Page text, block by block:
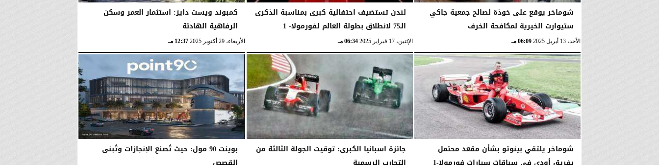
شوماخر يوقع على خوذة لصالح جمعية جاكي
ستيوارت الخيرية لمكافحة الخرف
الأحد، 13 أبريل 2025 06:09 مـ
لندن تستضيف احتفالية كبرى بمناسبة الذكرى
الـ75 لانطلاق بطولة العالم لفورمولا- 1
الإثنين، 17 فبراير 2025 06:34 مـ
كمبوند ويست دايز: استثمار العمر وسكن
الرفاهية الهادئة
الأربعاء، 29 أكتوبر 2025 12:37 مـ
شوماخر يلتقي بينوتو بشأن مقعد محتمل
جائزة اسبانيا الكبرى: توقيت الجولة الثالثة من
بوينت 90 مول: حيث تُصنع الإنجازات وتُبنى